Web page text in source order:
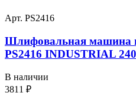
Арт. PS2416
Шлифовальная машина
PS2416 INDUSTRIAL
В наличии
3811 ₽